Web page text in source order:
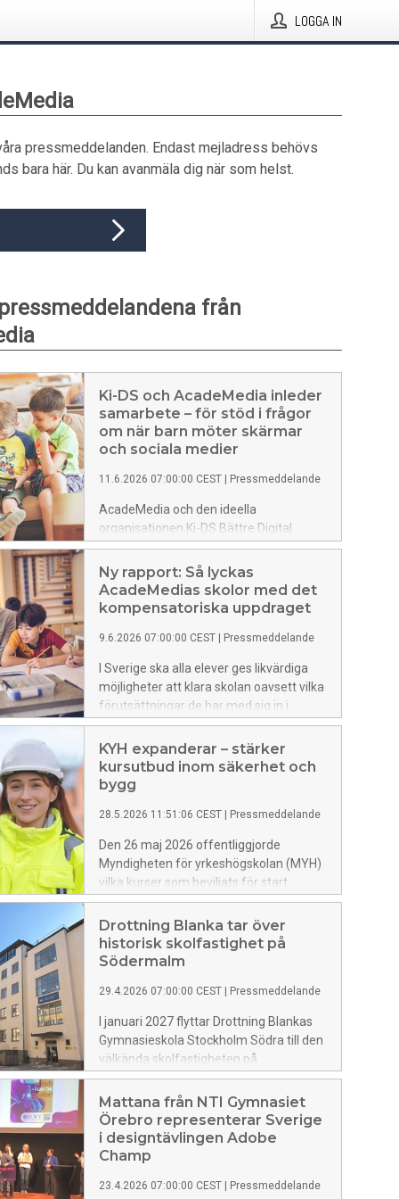
LOGGA IN
pressmeddelanden. Endast mejladress behövs
bara här. Du kan avanmäla dig när som helst.
från
Ki-DS och AcadeMedia inleder
samarbete – för stöd i frågor
om när barn möter skärmar
och sociala medier
11.6.2026 07:00:00 CEST Pressmeddelande
AcadeMedia och den ideella
organisationen Ki-DS Bättre Digital
Barndom inleder ett samarbete med
målet att ge skolor, lärare och föräldrar
bättre förutsättningar och konkreta
verktyg för att kunna fatta välgrundade
skärmar och sociala medier.
Ny rapport: Så lyckas
AcadeMedias skolor med det
kompensatoriska uppdraget
9.6.2026 07:00:00 CEST Pressmeddelande
I Sverige ska alla elever ges likvärdiga
möjligheter att klara skolan oavsett vilka
förutsättningar de har med sig in i
klassrummet. Vilka skolresultat elever
når ska med andra ord inte påverkas av
var deras föräldrar är födda eller hur
välutbildade de är.
KYH expanderar – stärker
kursutbud inom säkerhet och
bygg
28.5.2026 11:51:06 CEST Pressmeddelande
Den 26 maj 2026 offentliggjorde
Myndigheten för yrkeshögskolan (MYH)
vilka kurser som beviljats för start
2026/2027. KYH tilldelades elva kurser,
vilket innebär en stark tillväxt från
föregående år. I de senaste
ansökningsomgångarna har KYH fått
utveckling som stärker KYH:s position
som Sveriges ledande
yrkeshögskoleaktör inom
samhällsbyggnad.
Drottning Blanka tar över
historisk skolfastighet på
Södermalm
29.4.2026 07:00:00 CEST Pressmeddelande
I januari 2027 flyttar Drottning Blankas
Gymnasieskola Stockholm Södra till den
välkända skolfastigheten på
Allhelgonagatan 4 på Södermalm.
Skolan tar därmed över lokalerna från
Internationella Engelska Gymnasiet och
säkrar byggnadens framtid som en
central punkt för utbildning i Stockholm.
Mattana från NTI Gymnasiet
Örebro representerar Sverige
i designtävlingen Adobe
Champ
23.4.2026 07:00:00 CEST Pressmeddelande